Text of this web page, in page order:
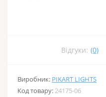
Відгуки: (0)
Виробник: PIKART LIGHTS
Код товару:24175-06